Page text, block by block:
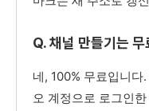
Q. 채널 만들기는
네, 100% 무료입니
오 계정으로 로그인